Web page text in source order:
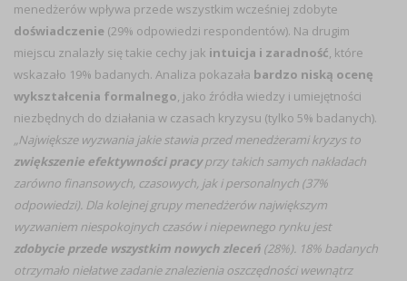
menedżerów wpływa przede wszystkim wcześniej zdobyte
doświadczenie (29% odpowiedzi respondentów). Na drugim
miejscu znalazły się takie cechy jak intuicja i zaradność, które
wskazało 19% badanych. Analiza pokazała bardzo niską ocenę
wykształcenia formalnego, jako źródła wiedzy i umiejętności
niezbędnych do działania w czasach kryzysu (tylko 5% badanych).
„Największe wyzwania jakie stawia przed menedżerami kryzys to
zwiększenie efektywności pracyprzy takich samych nakładach
zarówno finansowych, czasowych, jak i personalnych (37%
odpowiedzi). Dla kolejnej grupy menedżerów największym
wyzwaniem niespokojnych czasów i niepewnego rynku jest
zdobycie przede wszystkim nowych zleceń (28%). 18% badanych
otrzymało niełatwe zadanie znalezienia oszczędności wewnątrz